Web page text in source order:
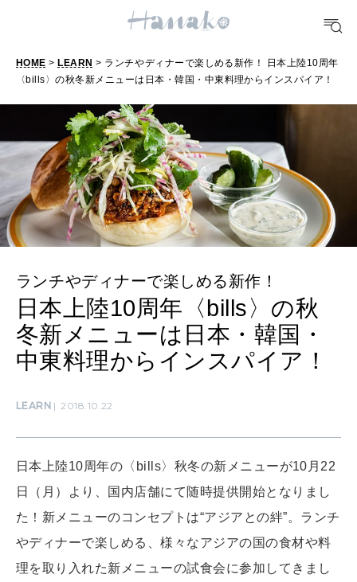
[12星座別] Monthly Love Holoscope
女神まり愛のタロットメッセージ
算命学がわかる今月のあなた
HEALTH
自分にやさしく
LEARN
知る、考える
MAMA
ママもいろいろ
SUSTAINABLE
わたしができること
WORK&MONEY
いい人生って？
MAGAZINE
特集
HOME > LEARN > ランチやディナーで楽しめる新作！ 日本上陸10周年
〈bills〉の秋冬新メニューは日本・韓国・中東料理からインスパイア！
ランチやディナーで楽しめる新作！
日本上陸10周年〈bills〉の秋
冬新メニューは日本・韓国・
中東料理からインスパイア！
LEARN 2018.10.22
日本上陸10周年の〈bills〉秋冬の新メニューが10月22
日（月）より、国内店舗にて随時提供開始となりまし
た！新メニューのコンセプトは“アジアとの絆”。ランチ
やディナーで楽しめる、様々なアジアの国の食材や料
理を取り入れた新メニューの試食会に参加してきまし